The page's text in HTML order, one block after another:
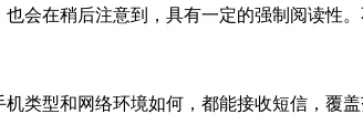
会在稍后注意到，具有一定的强制阅读性
类型和网络环境如何，都能接收短信，覆